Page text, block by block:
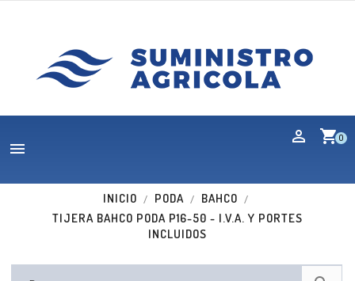
shopping_cart0

INICIO PODA
BAHCO
TIJERA BAHCO PODA P16-50 - I.V.A. Y PORTES
INCLUIDOS